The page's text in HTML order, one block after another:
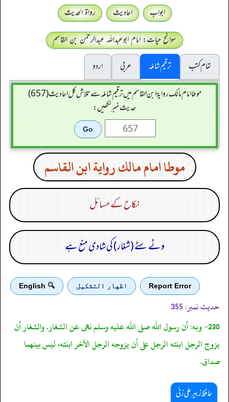
ابواب احادیث
رواۃ الحدیث
سوانح حیات: امام ابوعبداللہ عبدالرحمٰن بن القاسم
تمام کتب
ترقیم شاملہ عربی
اردو
موطا امام مالك رواية ابن القاسم میں ترقیم شاملہ سے تلاش کل احادیث (657)
حدیث نمبر لکھیں:
موطا امام مالك رواية ابن القاسم
نکاح کے مسائل
وٹے سٹے (شغار) کی شادی منع ہے
Report Error اظهار التشكيل 🔍 English
حدیث نمبر: 355
230- وبه: أن رسول الله صلى الله عليه وسلم نهى عن الشغار. والشغار أن
يزوج الرجل ابنته الرجل على أن يزوجه الرجل الآخر ابنته، ليس بينهما
صداق.
حافظ زبیر علی زئی